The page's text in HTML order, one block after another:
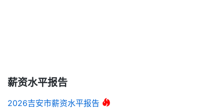
薪资水平报告
2026吉安市薪资水平报告